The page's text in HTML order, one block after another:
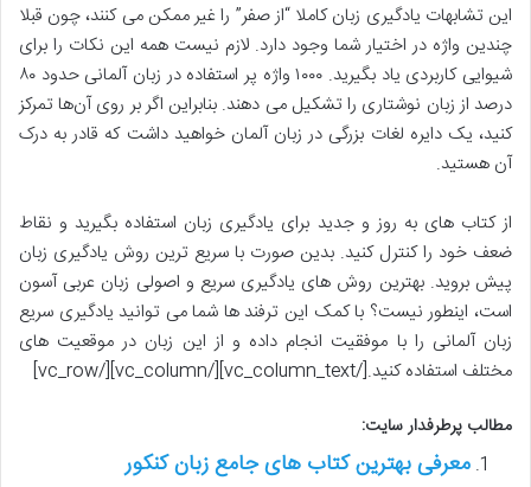
این تشابهات یادگیری زبان کاملا “از صفر” را غیر ممکن می کنند، چون قبلا
چندین واژه در اختیار شما وجود دارد. لازم نیست همه این نکات را برای
شیوایی کاربردی یاد بگیرید. ۱۰۰۰ واژه پر استفاده در زبان آلمانی حدود ۸۰
درصد از زبان نوشتاری را تشکیل می‌ دهند. بنابراین اگر بر روی آن‌ها تمرکز
کنید، یک دایره لغات بزرگی در زبان آلمان خواهید داشت که قادر به درک
آن هستید.
از کتاب های به روز و جدید برای یادگیری زبان استفاده بگیرید و نقاط
ضعف خود را کنترل کنید. بدین صورت با سریع ترین روش یادگیری زبان
پیش بروید. بهترین روش های یادگیری سریع و اصولی زبان عربی آسون
است، اینطور نیست؟ با کمک این ترفند ها شما می توانید یادگیری سریع
زبان آلمانی را با موفقیت انجام داده و از این زبان در موقعیت های
مختلف استفاده کنید.[/vc_column_text][/vc_column][/vc_row]
مطالب پرطرفدار سایت:
معرفی بهترین کتاب های جامع زبان کنکور